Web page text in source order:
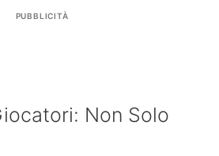
PUBBLICITÀ
Non Solo